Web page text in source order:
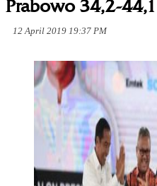
Prabowo 34,2-
12 April 2019 19:37 PM